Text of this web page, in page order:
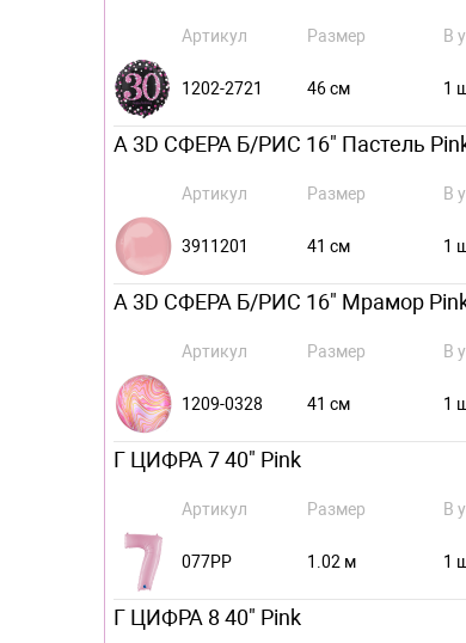
Артикул Размер В
1202-2721 46 см 1
А 3D СФЕРА Б/РИС 16" Пастель
Артикул Размер В
3911201 41 см 1
А 3D СФЕРА Б/РИС 16" Мрамор
Артикул Размер В
1209-0328 41 см 1
Г ЦИФРА 7 40" Pink
Артикул Размер В
077PP 1.02 м 1
Г ЦИФРА 8 40" Pink